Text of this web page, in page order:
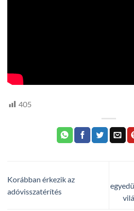
405
Korábban érkezik az
adóvisszatérítés